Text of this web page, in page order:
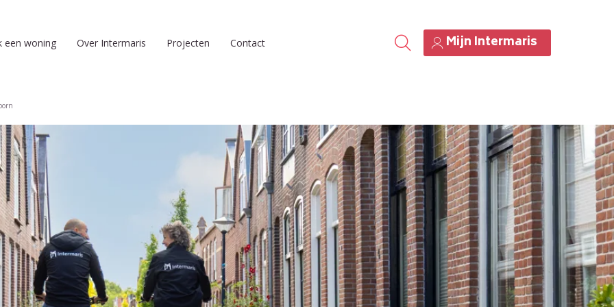
een woning Over Intermaris Projecten Contact Mijn Intermaris